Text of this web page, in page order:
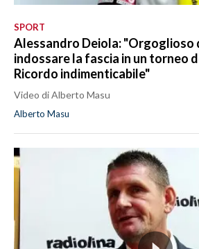
SPORT
Alessandro Deiola: "Orgoglioso
indossare la fascia in un torneo
Ricordo indimenticabile"
Video di Alberto Masu
Alberto Masu